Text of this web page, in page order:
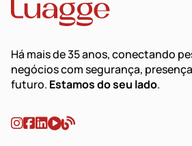
Há mais de 35 anos, conectando
negócios com segurança,
futuro. Estamos do seu lado.